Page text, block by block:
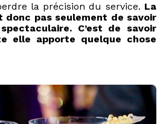
la précision du service. La
donc pas seulement de savoir
C’est de savoir
elle apporte quelque chose